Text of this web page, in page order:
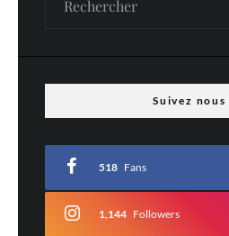
Votre adresse e-mail ne sera pas publiée.
Suivez nous
518 Fans
1,144 Followers